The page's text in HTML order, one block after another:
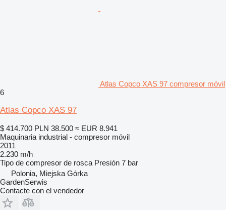
Atlas Copco XAS 97 compresor móvil
6
Atlas Copco XAS 97
$ 414.700 PLN 38.500 ≈ EUR 8.941
Maquinaria industrial - compresor móvil
2011
2.230 m/h
Tipo de compresor de rosca Presión 7 bar
Polonia, Miejska Górka
GardenSerwis
Contacte con el vendedor